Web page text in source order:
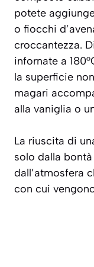
potete
o fiocchi
croccantezza.
infornate a
la superficie
magari
alla vaniglia o
La riuscita di
solo dalla
dall’atmosfera
con cui